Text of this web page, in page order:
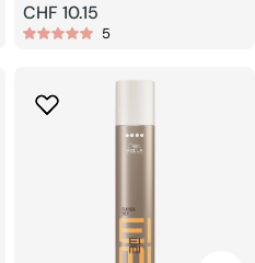
Prix
CHF 10.15
5